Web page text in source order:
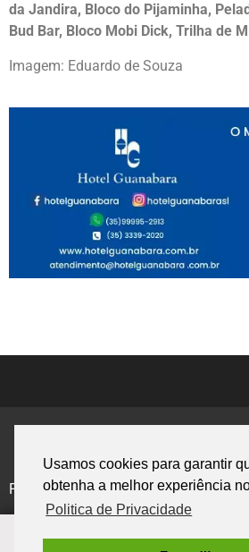
Usamos cookies para garantir
obtenha a melhor experiência
Politica de Privacidade
da Jandira, Bloco do Pijaminha,
Bud Bar, Bloco Mobi Dick, Trilha de
Imagem: Eduardo de Souza
Politica de Privacidade